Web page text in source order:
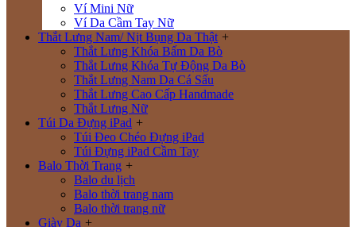
Ví Mini Nữ
Ví Da Cầm Tay Nữ
Thắt Lưng Nam/ Nịt Bụng Da Thật +
Thắt Lưng Khóa Bấm Da Bò
Thắt Lưng Khóa Tự Động Da Bò
Thắt Lưng Nam Da Cá Sấu
Thắt Lưng Cao Cấp Handmade
Thắt Lưng Nữ
Túi Da Đựng iPad +
Túi Đeo Chéo Đựng iPad
Túi Đựng iPad Cầm Tay
Balo Thời Trang +
Balo du lịch
Balo thời trang nam
Balo thời trang nữ
Giày Da +